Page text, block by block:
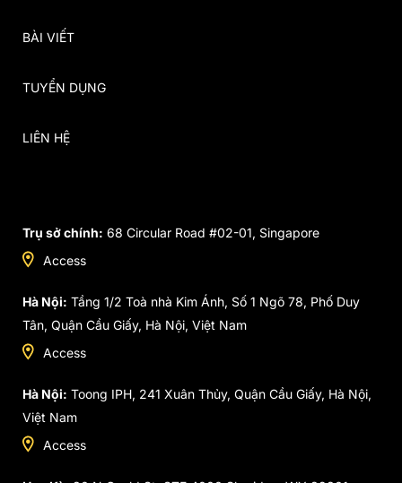
BÀI VIẾT
TUYỂN DỤNG
LIÊN HỆ
Trụ sở chính: 68 Circular Road #02-01, Singapore
Access
Hà Nội: Tầng 1/2 Toà nhà Kim Ánh, Số 1 Ngõ 78, Phố Duy
Tân, Quận Cầu Giấy, Hà Nội, Việt Nam
Access
Hà Nội: Toong IPH, 241 Xuân Thủy, Quận Cầu Giấy, Hà Nội,
Việt Nam
Access